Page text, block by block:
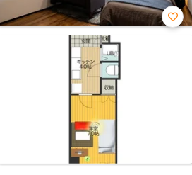
お気